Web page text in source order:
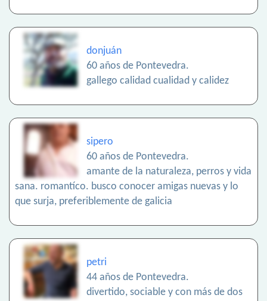
donjuán
60 años de Pontevedra.
gallego calidad cualidad y calidez
sipero
60 años de Pontevedra.
amante de la naturaleza, perros y vida
sana. romantíco. busco conocer amigas nuevas y lo
que surja, preferiblemente de galicia
petri
44 años de Pontevedra.
divertido, sociable y con más de dos